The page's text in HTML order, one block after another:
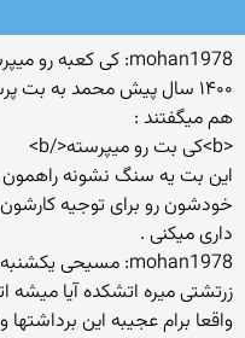
mohan1978: کی کعبه رو میپرسته
۱۴۰۰ سال پیش محمد به بت
هم میگفتند :
<b>کی بت رو میپرسته</b>
این بت یه سنگ نشونه
خودشون رو برای توجیه
داری میکنی .
mohan1978: مسیحی یکشنبه میره کلیسا آیا میشه کلیسا پرست
زرتشتی میره اتشکده آیا
واقعا برام عجیبه این برداشتها